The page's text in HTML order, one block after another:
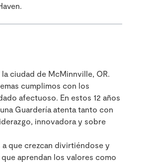
la ciudad de McMinnville, OR.
cumplimos con los
afectuoso. En estos 12 años
Guardería atenta tanto con
innovadora y sobre
a que crezcan divirtiéndose y
aprendan los valores como